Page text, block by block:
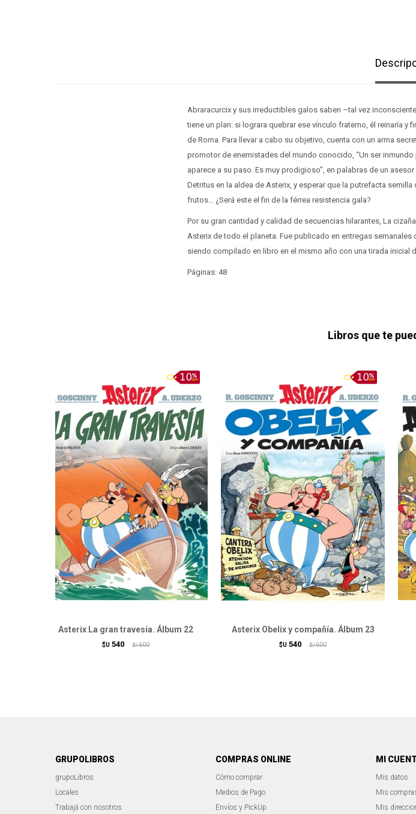
Abraracurcix y sus irreductibles galos saben –tal vez
tiene un plan: si lograra quebrar ese vínculo fraterno, él reinaría
de Roma. Para llevar a cabo su objetivo, cuenta con un arma
promotor de enemistades del mundo conocido, “Un ser
aparece a su paso. Es muy prodigioso”, en palabras de un
Detritus en la aldea de Asterix, y esperar que la putrefacta
frutos… ¿Será este el fin de la férrea resistencia gala?
Por su gran cantidad y calidad de secuencias hilarantes, La
Asterix de todo el planeta. Fue publicado en entregas semanales
siendo compilado en libro en el mismo año con una tirada inicial
Páginas: 48
Libros que te
Asterix La gran travesía. Álbum 22
$U 540 $U 600
Asterix Obelix y compañía. Álbum 23
$U 540 $U 600
GRUPOLIBROS
grupoLibros
Locales
Trabajá con nosotros
COMPRAS ONLINE
Cómo comprar
Medios de Pago
Envíos y PickUp
MI
Mis datos
Mis
Mis